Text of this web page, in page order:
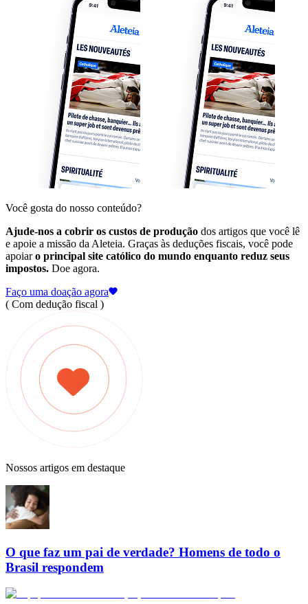
Você gosta do nosso conteúdo?
Ajude-nos a cobrir os custos de produção dos artigos que você lê
e apoie a missão da Aleteia. Graças às deduções fiscais, você pode
apoiaro principal site católico do mundo enquanto reduz seus
impostos. Doe agora.
Faço uma doação agora
( Com dedução fiscal )
Nossos artigos em destaque
O que faz um pai de verdade? Homens de todo o
Brasil respondem